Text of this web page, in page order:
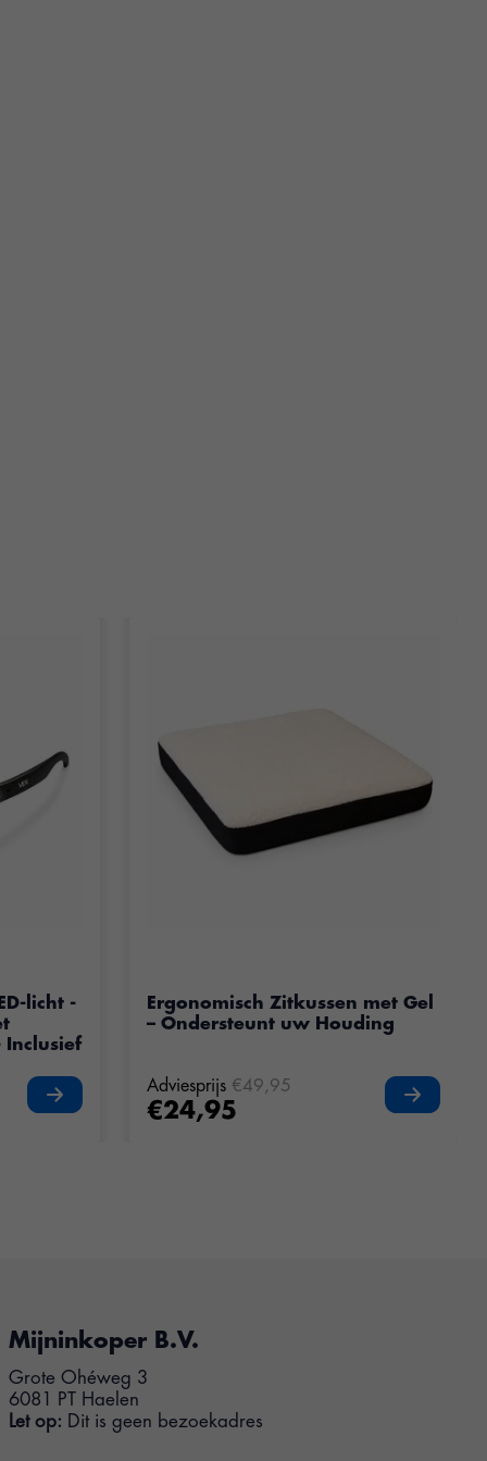
is
licht -
Ergonomisch Zitkussen met Gel
– Ondersteunt uw Houding
Adviesprijs €49,95
€24,95
Mijninkoper B.V.
Grote Ohéweg 3
6081 PT Haelen
Let op: Dit is geen bezoekadres